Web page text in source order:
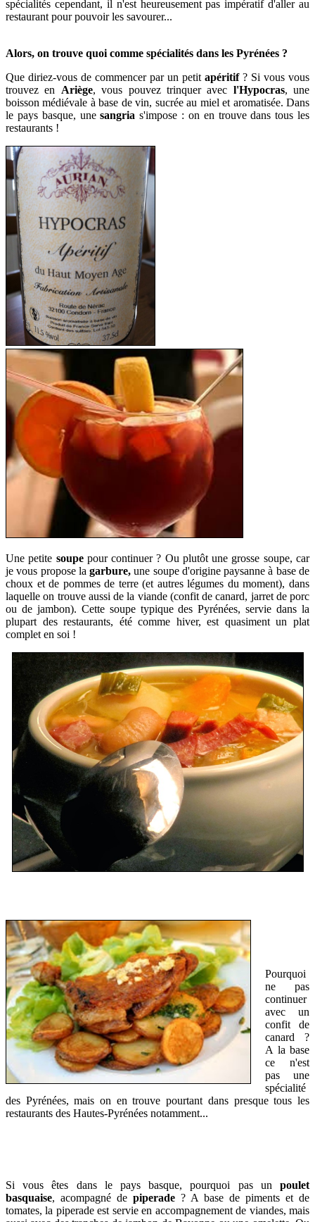
spécialités cependant, il n'est heureusement pas impératif d'aller au
restaurant pour pouvoir les savourer...
Alors, on trouve quoi comme spécialités dans les Pyrénées ?
Que diriez-vous de commencer par un petit apéritif? Si vous vous
trouvez en Ariège, vous pouvez trinquer avec l'Hypocras, une
boisson médiévale à base de vin, sucrée au miel et aromatisée. Dans
le pays basque, unesangria s'impose : on en trouve dans tous les
restaurants !
Une petite soupe pour continuer ? Ou plutôt une grosse soupe, car
je vous propose lagarbure, une soupe d'origine paysanne à base de
choux et de pommes de terre (et autres légumes du moment), dans
laquelle on trouve aussi de la viande (confit de canard, jarret de porc
ou de jambon). Cette soupe typique des Pyrénées, servie dans la
plupart des restaurants, été comme hiver, est quasiment un plat
complet en soi !
Pourquoi
ne pas
continuer
avec un
confit de
canard ?
A la base
ce n'est
pas une
spécialité
des Pyrénées, mais on en trouve pourtant dans presque tous les
restaurants des Hautes-Pyrénées notamment...
Si vous êtes dans le pays basque, pourquoi pas un poulet
basquaise, acompagné de piperade ? A base de piments et de
tomates, la piperade est servie en accompagnement de viandes, mais